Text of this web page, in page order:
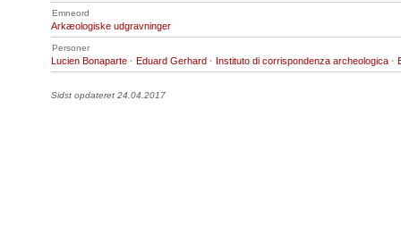
Emneord
Arkæologiske udgravninger
Personer
Lucien Bonaparte · Eduard Gerhard · Instituto di corrispondenza archeologica ·
Sidst opdateret 24.04.2017